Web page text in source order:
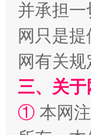
扯下公
并承担
网只是
网有关
三、关于
① 本网